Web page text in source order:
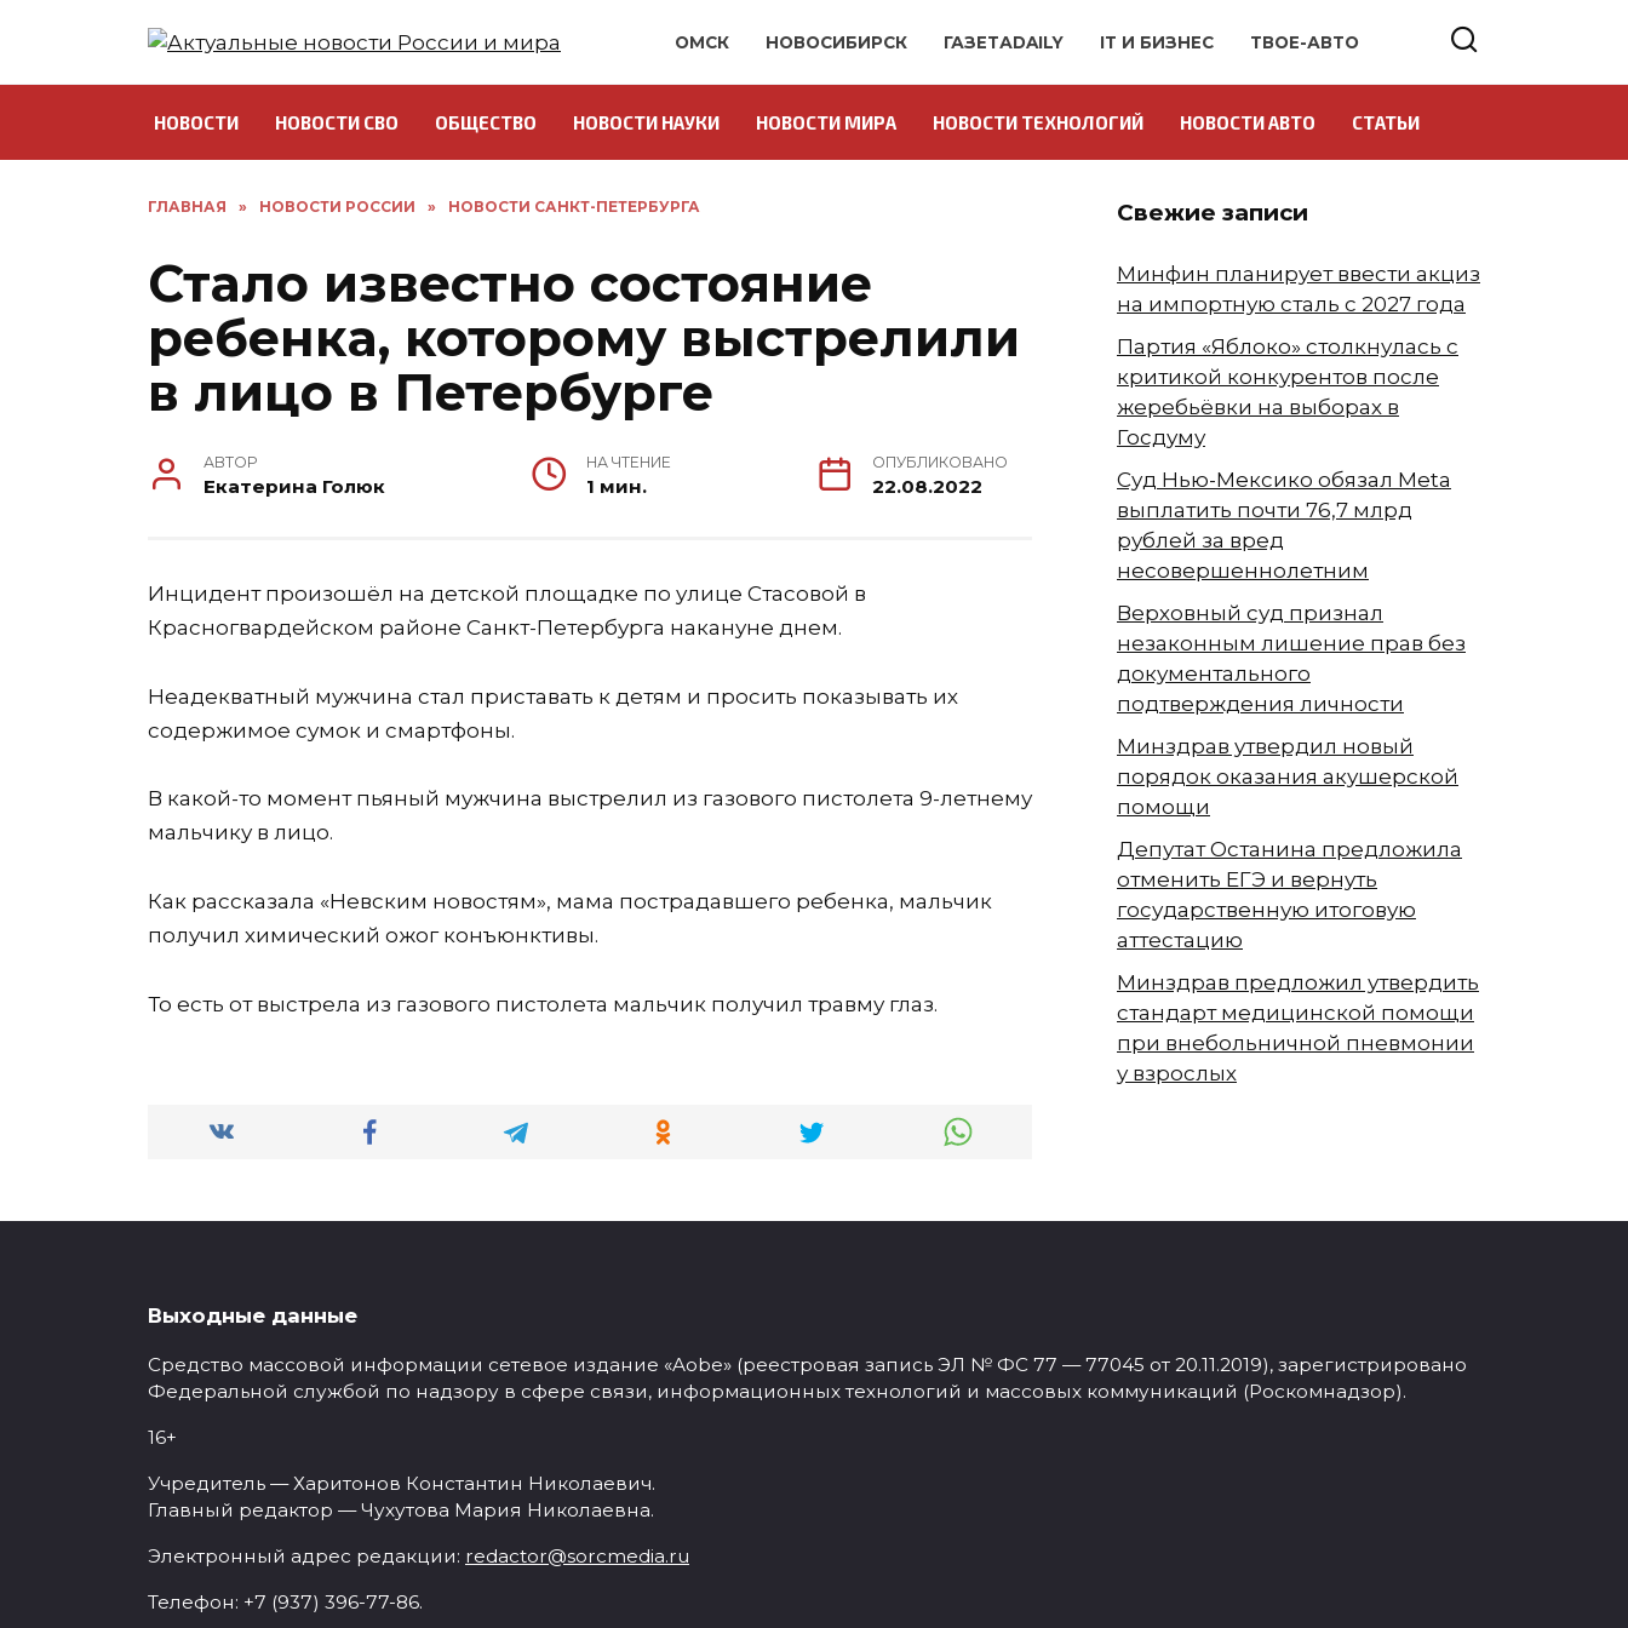
ОМСК НОВОСИБИРСК ГАЗЕТАDAILY IT И БИЗНЕС ТВОЕ-АВТО
НОВОСТИ НОВОСТИ СВО ОБЩЕСТВО НОВОСТИ НАУКИ НОВОСТИ МИРА НОВОСТИ ТЕХНОЛОГИЙ НОВОСТИ АВТО СТАТЬИ
ГЛАВНАЯ » НОВОСТИ РОССИИ » НОВОСТИ САНКТ-ПЕТЕРБУРГА
Стало известно состояние
ребенка, которому выстрелили
в лицо в Петербурге
АВТОР
Екатерина Голюк
НА ЧТЕНИЕ
1 мин.
ОПУБЛИКОВАНО
22.08.2022
Инцидент произошёл на детской площадке по улице Стасовой в
Красногвардейском районе Санкт-Петербурга накануне днем.
Неадекватный мужчина стал приставать к детям и просить показывать их
содержимое сумок и смартфоны.
В какой-то момент пьяный мужчина выстрелил из газового пистолета 9-летнему
мальчику в лицо.
Как рассказала «Невским новостям», мама пострадавшего ребенка, мальчик
получил химический ожог конъюнктивы.
То есть от выстрела из газового пистолета мальчик получил травму глаз.
Свежие записи
Минфин планирует ввести акциз
на импортную сталь с 2027 года
Партия «Яблоко» столкнулась с
критикой конкурентов после
жеребьёвки на выборах в
Госдуму
Суд Нью-Мексико обязал Meta
выплатить почти 76,7 млрд
рублей за вред
несовершеннолетним
Верховный суд признал
незаконным лишение прав без
документального
подтверждения личности
Минздрав утвердил новый
порядок оказания акушерской
помощи
Депутат Останина предложила
отменить ЕГЭ и вернуть
государственную итоговую
аттестацию
Минздрав предложил утвердить
стандарт медицинской помощи
при внебольничной пневмонии
у взрослых
Выходные данные
Средство массовой информации сетевое издание «Aobe» (реестровая запись ЭЛ № ФС 77 — 77045 от 20.11.2019), зарегистрировано
Федеральной службой по надзору в сфере связи, информационных технологий и массовых коммуникаций (Роскомнадзор).
16+
Учредитель — Харитонов Константин Николаевич.
Главный редактор — Чухутова Мария Николаевна.
Электронный адрес редакции: redactor@sorcmedia.ru
Телефон: +7 (937) 396-77-86.